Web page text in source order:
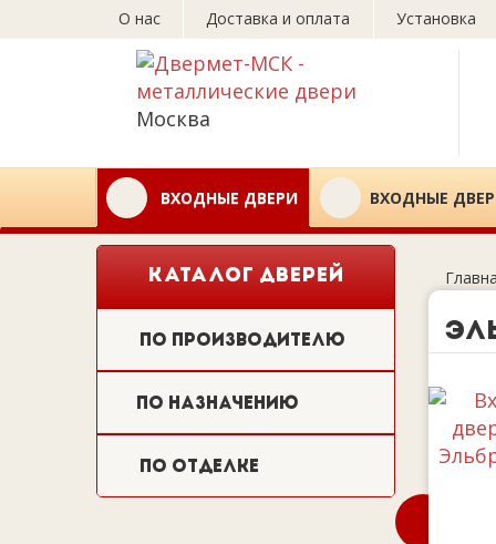
О нас Доставка и оплата Установка
Москва
ВХОДНЫЕ ДВЕРИ ВХОДНЫЕ
КАТАЛОГ ДВЕРЕЙ
По производителю
По назначению
По отделке